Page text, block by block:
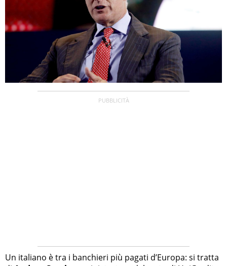
Un italiano è tra i banchieri più pagati d’Europa: si tratta